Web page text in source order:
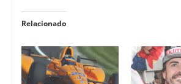
Relacionado